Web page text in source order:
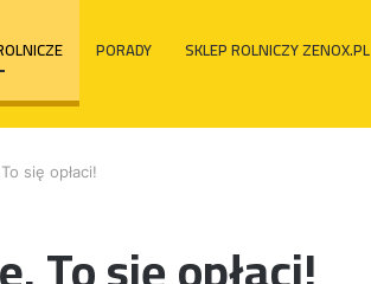
PORADY SKLEP ROLNICZY ZENOX.PL
się opłaci!